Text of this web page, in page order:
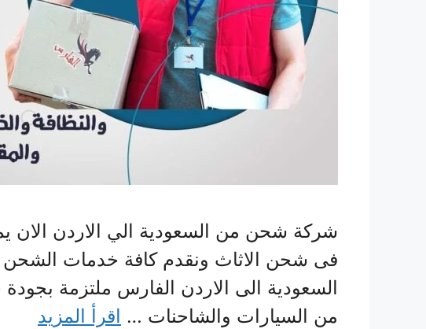
شركة شحن من السعودية الي الاردن
فى شحن الاثاث ونقدم كافة خدمات
السعودية الى الاردن الفارس ملتزمة
من السيارات والشاحنات … اقرأ المزيد